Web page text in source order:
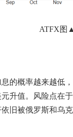
ATFX图▲
的概率越来越低
升值。风险点在
旧被俄罗斯和乌